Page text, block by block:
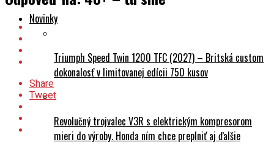
Novinky
Triumph Speed Twin 1200 TFC (2027) – Britská custom
dokonalosť v limitovanej edícii 750 kusov
Revolučný trojvalec V3R s elektrickým kompresorom
mieri do výroby. Honda ním chce preplniť aj ďalšie
Share
Tweet